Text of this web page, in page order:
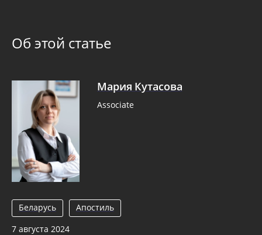
Об этой статье
Мария Кутасова
Associate
Беларусь
Апостиль
7 августа 2024